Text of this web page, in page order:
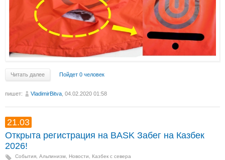
Читать далее Пойдет 0 человек
пишет: VladimirBitva , 04.02.2020 01:58
21.03
Открыта регистрация на BASK Забег на Казбек
2026!
События, Альпинизм, Новости, Казбек с севера